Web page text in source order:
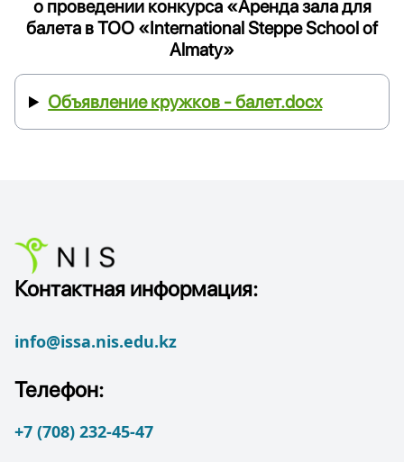
о проведении конкурса «Аренда зала для
балета в ТОО «InternationalSteppeSchoolof
Almaty»
Объявление кружков - балет.docx
Контактная информация:
info@issa.nis.edu.kz
Телефон:
+7 (708) 232-45-47